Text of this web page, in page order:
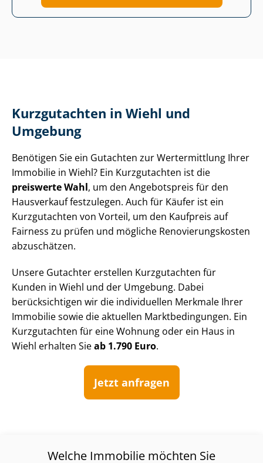
Kurzgutachten in Wiehl und
Umgebung
Benötigen Sie ein Gutachten zur Wertermittlung Ihrer
Immobilie in Wiehl? Ein Kurzgutachten ist die
preiswerte Wahl, um den Angebotspreis für den
Hausverkauf festzulegen. Auch für Käufer ist ein
Kurzgutachten von Vorteil, um den Kaufpreis auf
Fairness zu prüfen und mögliche Re­no­vie­rungs­kos­ten
abzuschätzen.
Unsere Gutachter erstellen Kurzgutachten für
Kunden in Wiehl und der Umgebung. Dabei
berücksichtigen wir die individuellen Merkmale Ihrer
Immobilie sowie die aktuellen Markt­be­din­gun­gen. Ein
Kurzgutachten für eine Wohnung oder ein Haus in
Wiehl erhalten Sieab 1.790 Euro.
Jetzt anfragen
Welche Immobilie möchten Sie